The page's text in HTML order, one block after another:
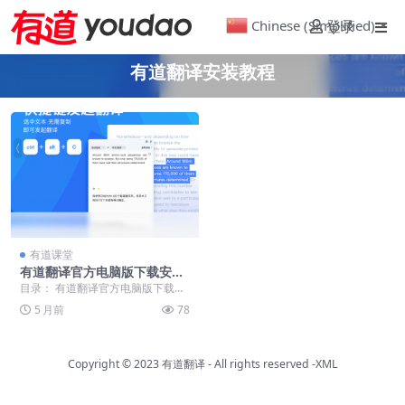
登录
有道翻译安装教程
有道课堂
有道翻译官方电脑版下载安装
与使用教程
目录： 有道翻译官方电脑版下载与
安装 如何安全下载官方安装包 详细
安装步骤图解 ...
5 月前 78
Copyright © 2023有道翻译- All rights reserved -XML
Chinese (Simplified) ▼